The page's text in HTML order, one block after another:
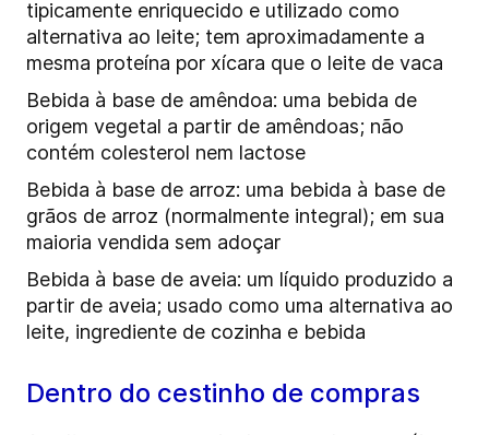
tipicamente enriquecido e utilizado como
alternativa ao leite; tem aproximadamente a
mesma proteína por xícara que o leite de vaca
Bebida à base de amêndoa: uma bebida de
origem vegetal a partir de amêndoas; não
contém colesterol nem lactose
Bebida à base de arroz: uma bebida à base de
grãos de arroz (normalmente integral); em sua
maioria vendida sem adoçar
Bebida à base de aveia: um líquido produzido a
partir de aveia; usado como uma alternativa ao
leite, ingrediente de cozinha e bebida
Dentro do cestinho de compras